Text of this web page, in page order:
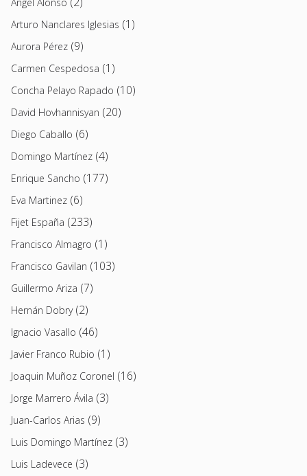
Arturo Nanclares Iglesias (1)
Aurora Pérez (9)
Carmen Cespedosa (1)
Concha Pelayo Rapado (10)
David Hovhannisyan (20)
Diego Caballo (6)
Domingo Martínez (4)
Enrique Sancho (177)
Eva Martinez (6)
Fijet España (233)
Francisco Almagro (1)
Francisco Gavilan (103)
Guillermo Ariza (7)
Hernán Dobry(2)
Ignacio Vasallo (46)
Javier Franco Rubio (1)
Joaquin Muñoz Coronel (16)
Jorge Marrero Ávila (3)
Juan-Carlos Arias (9)
Luis Domingo Martínez (3)
Luis Ladevece (3)